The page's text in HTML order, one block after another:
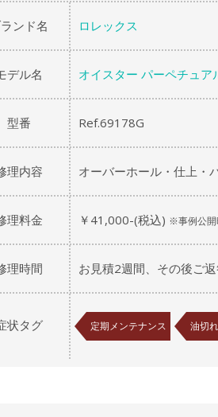
ンド名 ロレックス
デル名 オイスター パーペチュア
型番 Ref.69178G
理内容 オーバーホール・仕上・
理料金 ￥41,000-(税込) ※事例公開
理時間 お見積2週間、その後ご
状タグ 定期メンテナンス
油切れ